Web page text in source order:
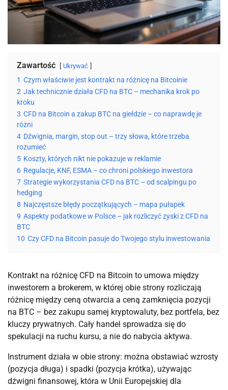
Zawartość Ukrywać
1 Czym właściwie jest kontrakt na różnicę na Bitcoinie
2 Jak technicznie działa CFD na BTC – mechanika krok po
kroku
3 CFD na Bitcoin a zakup BTC na giełdzie – co naprawdę je
różni
4 Dźwignia, margin, stop out – trzy słowa, które trzeba
rozumieć
5 Koszty, których nikt nie pokazuje w reklamie
6 Regulacje, KNF, ESMA – co chroni polskiego inwestora
7 Strategie wykorzystania CFD na BTC – od scalpingu po
hedging
8 Najczęstsze błędy początkujących – mapa pułapek
9 Aspekty podatkowe w Polsce – jak rozliczyć zyski z CFD na
BTC
10 Czy CFD na Bitcoin pasuje do Twojego stylu inwestowania
Kontrakt na różnicę CFD na Bitcoin to umowa między
inwestorem a brokerem, w której obie strony rozliczają
różnicę między ceną otwarcia a ceną zamknięcia pozycji
na BTC – bez zakupu samej kryptowaluty, bez portfela, bez
kluczy prywatnych. Cały handel sprowadza się do
spekulacji na ruchu kursu, a nie do nabycia aktywa.
Instrument działa w obie strony: można obstawiać wzrosty
(pozycja długa) i spadki (pozycja krótka), używając
dźwigni finansowej, która w Unii Europejskiej dla